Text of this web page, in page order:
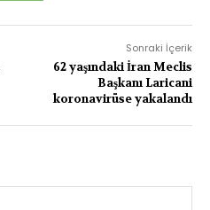
Sonraki İçerik
62 yaşındaki İran Meclis
Başkanı Laricani
koronavirüse yakalandı